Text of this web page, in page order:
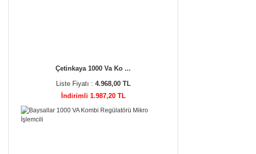
Çetinkaya 1000 Va Ko ...
Liste Fiyatı : 4.968,00 TL
İndirimli 1.987,20 TL